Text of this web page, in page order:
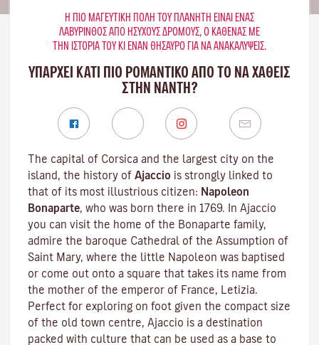
Η ΠΙΟ ΜΑΓΕΥΤΙΚΉ ΠΌΛΗ ΤΟΥ ΠΛΑΝΉΤΗ ΕΊΝΑΙ ΈΝΑΣ
ΛΑΒΎΡΙΝΘΟΣ ΑΠΌ ΉΣΥΧΟΥΣ ΔΡΌΜΟΥΣ, Ο ΚΑΘΈΝΑΣ ΜΕ
ΤΗΝ ΙΣΤΟΡΊΑ ΤΟΥ ΚΙ ΈΝΑΝ ΘΗΣΑΥΡΌ ΓΙΑ ΝΑ ΑΝΑΚΑΛΎΨΕΙΣ.
ΥΠΑΡΧΕΙ ΚΑΤΙ ΠΙΟ ΡΟΜΑΝΤΙΚΟ ΑΠΟ ΤΟ ΝΑ ΧΑΘΕΙΣ
ΣΤΗΝ ΝΆΝΤΗ?
The capital of Corsica and the largest city on the
island, the history of Ajaccio is strongly linked to
that of its most illustrious citizen: Napoleon
Bonaparte, who was born there in 1769. In Ajaccio
you can visit the home of the Bonaparte family,
admire the baroque Cathedral of the Assumption of
Saint Mary, where the little Napoleon was baptised
or come out onto a square that takes its name from
the mother of the emperor of France, Letizia.
Perfect for exploring on foot given the compact size
of the old town centre, Ajaccio is a destination
packed with culture that can be used as a base to